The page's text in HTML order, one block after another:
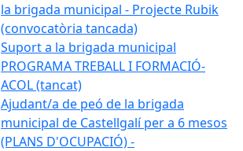
la brigada municipal - Projecte Rubik
(convocatòria tancada)
Suport a la brigada municipal
PROGRAMA TREBALL I FORMACIÓ-
ACOL (tancat)
Ajudant/a de peó de la brigada
municipal de Castellgalí per a 6 mesos
(PLANS D'OCUPACIÓ) -